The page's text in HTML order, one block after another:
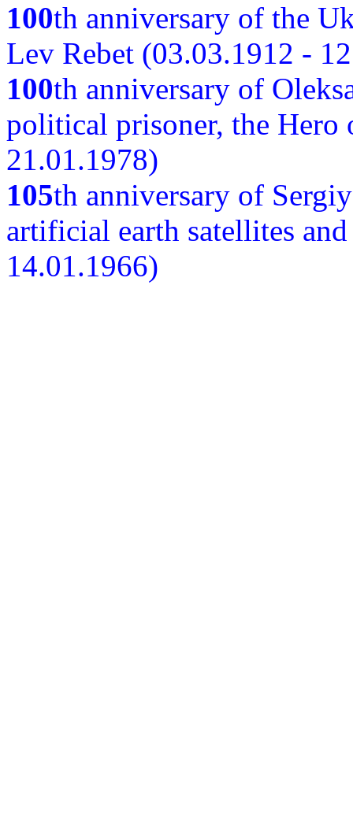
100th anniversary of the
Lev Rebet (03.03.1912 -
100th anniversary of
political prisoner, the
21.01.1978)
105th anniversary of
artificial earth satellites
14.01.1966)